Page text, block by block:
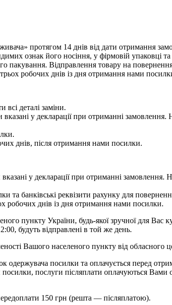
протягом 14 днів від дати отримання
​​ознак його носіння, у фірмовій
пакування. Відправлення товару на
робочих днів із дня отримання нами
деталі заміни.
у декларації при отриманні
днів, після отримання нами посилки.
у декларації при отриманні
банківські реквізити рахунку для
днів із дня отримання нами посилки.
пункту України, будь-якої зручної для Вас
будуть відправлені в той же день.
Вашого населеного пункту від обласного
одержувача посилки та оплачується перед
послуги післяплати оплачуються Вами
150 грн (решта — післяплатою).